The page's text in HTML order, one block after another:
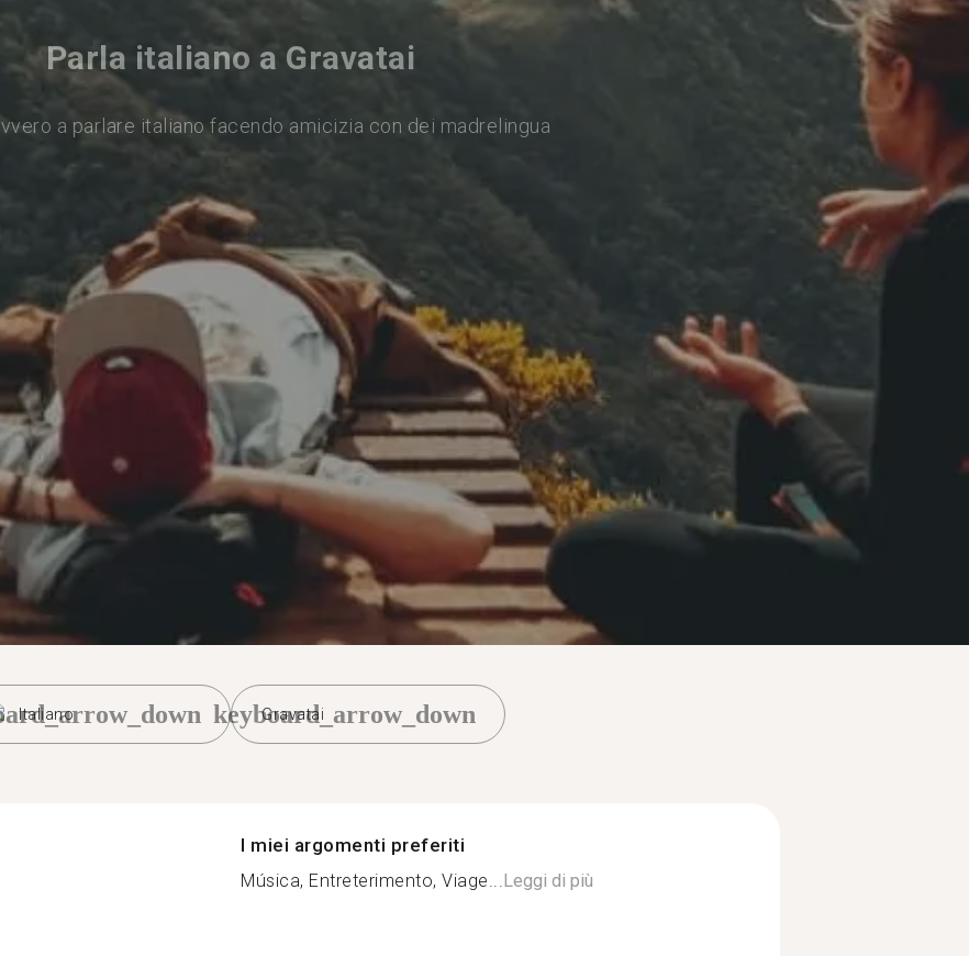
Parla italiano a Gravatai
a parlare italiano facendo amicizia con dei madrelingua
Italiano Gravatai
keyboard_arrow_down
I miei argomenti preferiti
Música, Entreterimento, Viage...Leggi di più